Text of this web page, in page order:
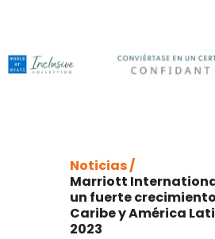
Noticias /
Marriott
un fuerte
Caribe y América
2023